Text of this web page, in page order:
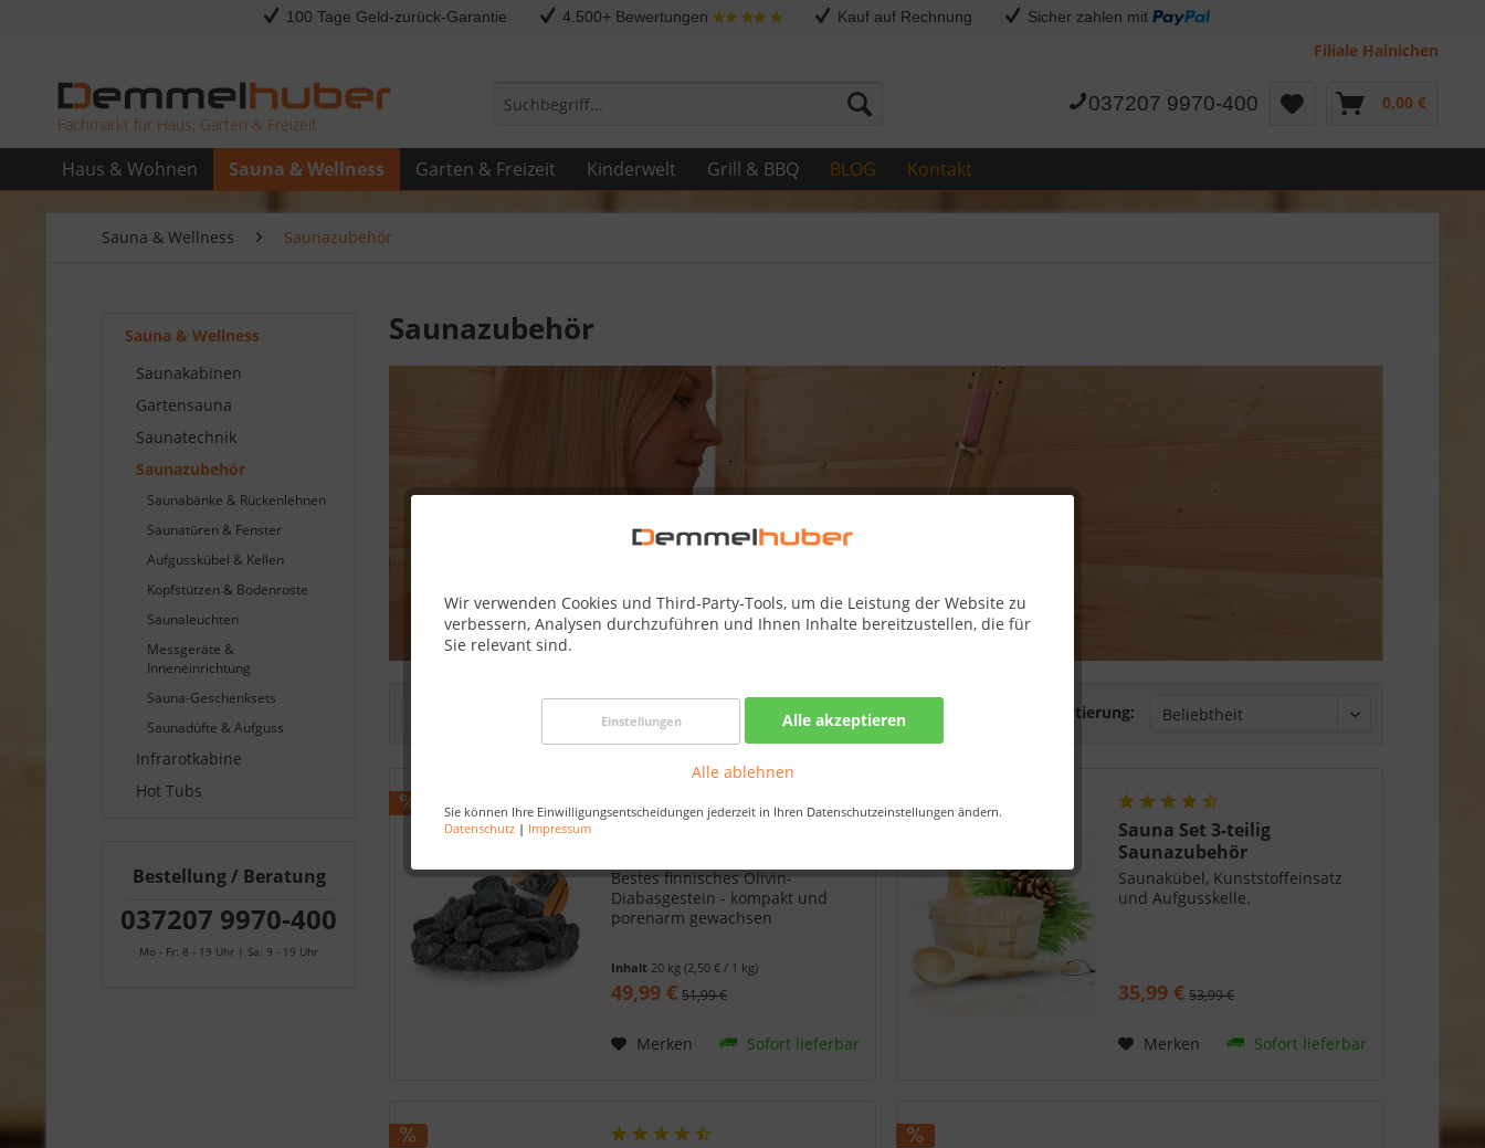
100 Tage Geld-zurück-Garantie 4.500+ Bewertungen Kauf auf Rechnung Sicher zahlen mit
Filiale Hainichen
Fachmarkt für Haus, Garten & Freizeit
037207 9970-400 0,00 €
Haus & Wohnen Sauna & Wellness Garten & Freizeit Kinderwelt Grill & BBQ BLOG Kontakt
Wir verwenden Cookies und Third-Party-Tools, um die Leistung der Website zu
verbessern, Analysen durchzuführen und Ihnen Inhalte bereitzustellen, die für
Sie relevant sind.
Einstellungen Alle akzeptieren
Alle ablehnen
Sie können Ihre Einwilligungsentscheidungen jederzeit in Ihren Datenschutzeinstellungen ändern.
Datenschutz | Impressum
Sauna & Wellness Saunazubehör
Sauna & Wellness
Saunakabinen
Gartensauna
Saunatechnik
Saunazubehör
Saunabänke & Rückenlehnen
Saunatüren & Fenster
Aufgusskübel & Kellen
Kopfstützen & Bodenroste
Saunaleuchten
Messgeräte &
Inneneinrichtung
Sauna-Geschenksets
Saunadüfte & Aufguss
Infrarotkabine
Hot Tubs
Bestellung / Beratung
037207 9970-400
Mo - Fr: 8 - 19 Uhr | Sa: 9 - 19 Uhr
Saunazubehör
Sortierung:
Bestes finnisches Olivin-
Diabasgestein - kompakt und
porenarm gewachsen
Inhalt 20 kg (2,50 € / 1 kg)
49,99 € 51,99 €
Merken Sofort lieferbar
Sauna Set 3-teilig
Saunazubehör
Saunakübel, Kunststoffeinsatz
und Aufgusskelle.
35,99 € 53,99 €
Merken Sofort lieferbar